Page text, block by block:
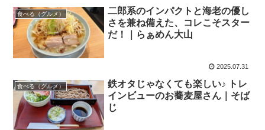
食べる（グルメ）
二郎系のインパクトと海老の優し
さを兼ね備えた、コレこそスター
だ！｜らぁめん大山
2025.07.31
食べる（グルメ）
鉄オタじゃなくても楽しい♪ トレ
インビューのお蕎麦屋さん｜そば
じ